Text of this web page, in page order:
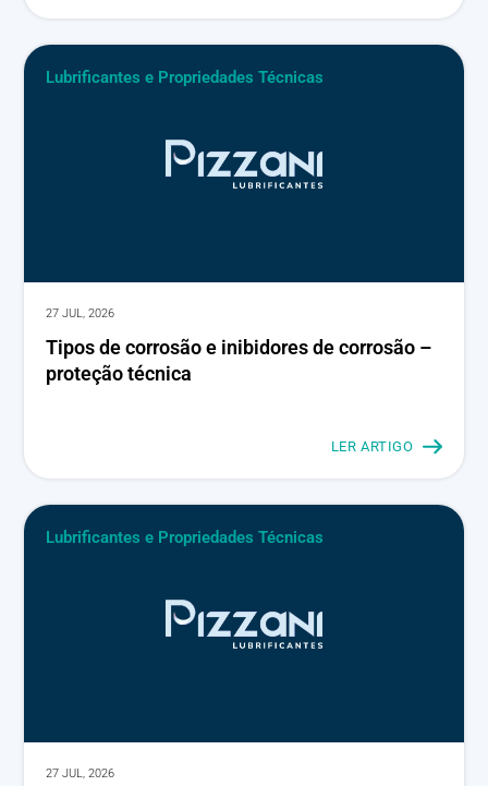
Lubrificantes e Propriedades Técnicas
27 JUL, 2026
Tipos de corrosão e inibidores de corrosão –
proteção técnica
LER ARTIGO
Lubrificantes e Propriedades Técnicas
27 JUL, 2026